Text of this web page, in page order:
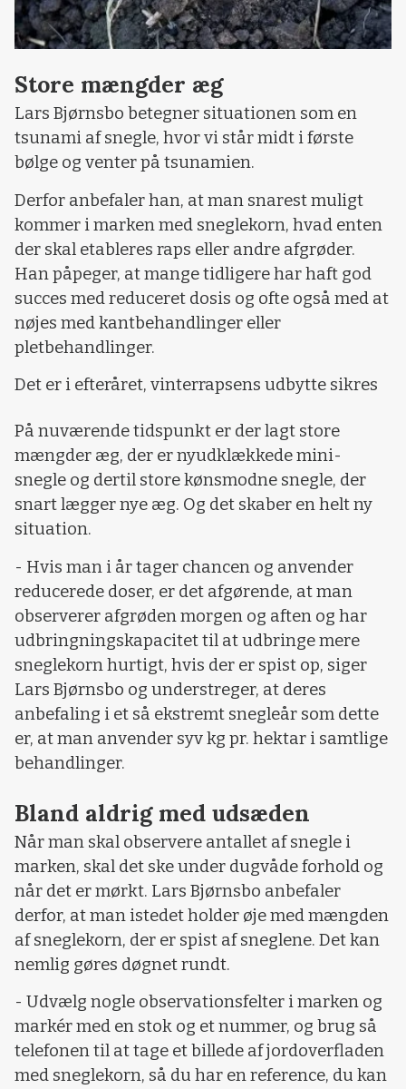
Store mængder æg
Lars Bjørnsbo betegner situationen som en
tsunami af snegle, hvor vi står midt i første
bølge og venter på tsunamien.
Derfor anbefaler han, at man snarest muligt
kommer i marken med sneglekorn, hvad enten
der skal etableres raps eller andre afgrøder.
Han påpeger, at mange tidligere har haft god
succes med reduceret dosis og ofte også med at
nøjes med kantbehandlinger eller
pletbehandlinger.
Det er i efteråret, vinterrapsens udbytte sikres
På nuværende tidspunkt er der lagt store
mængder æg, der er nyudklækkede mini-
snegle og dertil store kønsmodne snegle, der
snart lægger nye æg. Og det skaber en helt ny
situation.
- Hvis man i år tager chancen og anvender
reducerede doser, er det afgørende, at man
observerer afgrøden morgen og aften og har
udbringningskapacitet til at udbringe mere
sneglekorn hurtigt, hvis der er spist op, siger
Lars Bjørnsbo og understreger, at deres
anbefaling i et så ekstremt snegleår som dette
er, at man anvender syv kg pr. hektar i samtlige
behandlinger.
Bland aldrig med udsæden
Når man skal observere antallet af snegle i
marken, skal det ske under dugvåde forhold og
når det er mørkt. Lars Bjørnsbo anbefaler
derfor, at man istedet holder øje med mængden
af sneglekorn, der er spist af sneglene. Det kan
nemlig gøres døgnet rundt.
- Udvælg nogle observationsfelter i marken og
markér med en stok og et nummer, og brug så
telefonen til at tage et billede af jordoverfladen
med sneglekorn, så du har en reference, du kan